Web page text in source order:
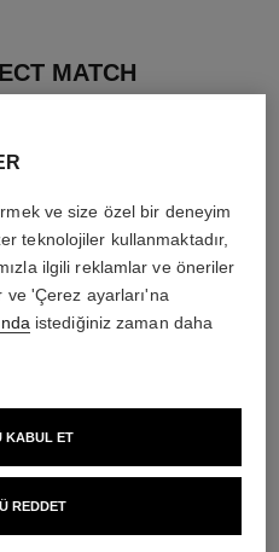
MATCH
joues contraste intense
Cream-to-powder Blush
5 seçeneği ton
ve size özel bir deneyim
teknolojiler kullanmaktadır,
ilgili reklamlar ve öneriler
'Çerez ayarları'na
istediğiniz zaman daha
REDDET
KABUL ET